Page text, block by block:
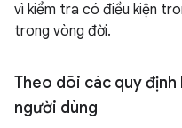
vì kiểm tra có điều kiện
trong vòng đời.
Theo dõi các quy
người dùng